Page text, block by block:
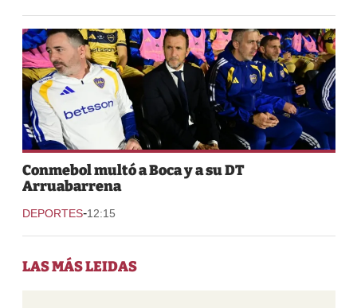
Conmebol multó a Boca y a su DT
Arruabarrena
DEPORTES-12:15
LAS MÁS LEIDAS